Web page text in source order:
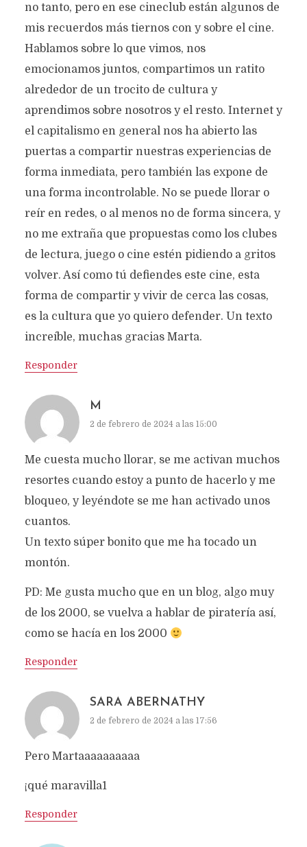
no tanto, pero en ese cineclub están algunos de
mis recuerdos más tiernos con y sobre el cine.
Hablamos sobre lo que vimos, nos
emocionamos juntos, compartimos un ratito
alrededor de un trocito de cultura y
aprendimos sobre nosotros y el resto. Internet y
el capitalismo en general nos ha abierto las
puertas a compartir nuestras experiencias de
forma inmediata, pero también las expone de
una forma incontrolable. No se puede llorar o
reír en redes, o al menos no de forma sincera, y
no me extraña que propuestas como los clubes
de lectura, juego o cine estén pidiendo a gritos
volver. Así como tú defiendes este cine, esta
forma de compartir y vivir de cerca las cosas,
es la cultura que yo quiero defender. Un texto
increíble, muchas gracias Marta.
Responder
M
2 de febrero de 2024 a las 15:00
Me cuesta mucho llorar, se me activan muchos
resortes cuando estoy a punto de hacerlo y me
bloqueo, y leyéndote se me han activado unos
cuantos.
Un texto súper bonito que me ha tocado un
montón.
PD: Me gusta mucho que en un blog, algo muy
de los 2000, se vuelva a hablar de piratería así,
como se hacía en los 2000
Responder
SARA ABERNATHY
2 de febrero de 2024 a las 17:56
Pero Martaaaaaaaaaa
¡qué maravilla1
Responder